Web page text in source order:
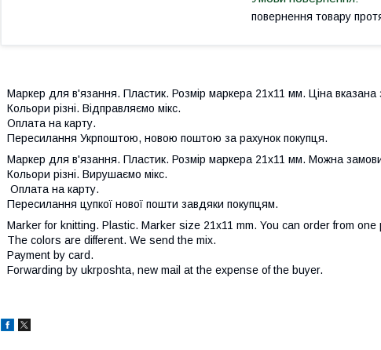
повернення товару
Маркер для в'язання. Пластик. Розмір маркера 21х11 мм. Ціна
Кольори різні. Відправляємо мікс.
Оплата на карту.
Пересилання Укрпоштою, новою поштою за рахунок покупця.
Маркер для в'язання. Пластик. Розмір маркера 21х11 мм. Можна
Кольори різні. Вирушаємо мікс.
Оплата на карту.
Пересилання цупкої нової пошти завдяки покупцям.
Marker for knitting. Plastic. Marker size 21x11 mm. You can order from one
The colors are different. We send the mix.
Payment by card.
Forwarding by ukrposhta, new mail at the expense of the buyer.